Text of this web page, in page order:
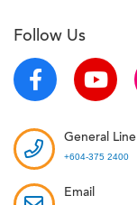
Follow Us
General Line
+604-375 2400
Email